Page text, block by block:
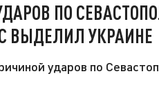
ПО
ВЫДЕЛИЛ УКРАИНЕ
ударов по